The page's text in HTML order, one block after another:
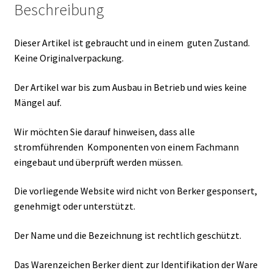
Beschreibung
Dieser Artikel ist gebraucht und in einem guten Zustand.
Keine Originalverpackung.
Der Artikel war bis zum Ausbau in Betrieb und wies keine
Mängel auf.
Wir möchten Sie darauf hinweisen, dass alle
stromführenden Komponenten von einem Fachmann
eingebaut und überprüft werden müssen.
Die vorliegende Website wird nicht von Berker gesponsert,
genehmigt oder unterstützt.
Der Name und die Bezeichnung ist rechtlich geschützt.
Das Warenzeichen Berker dient zur Identifikation der Ware